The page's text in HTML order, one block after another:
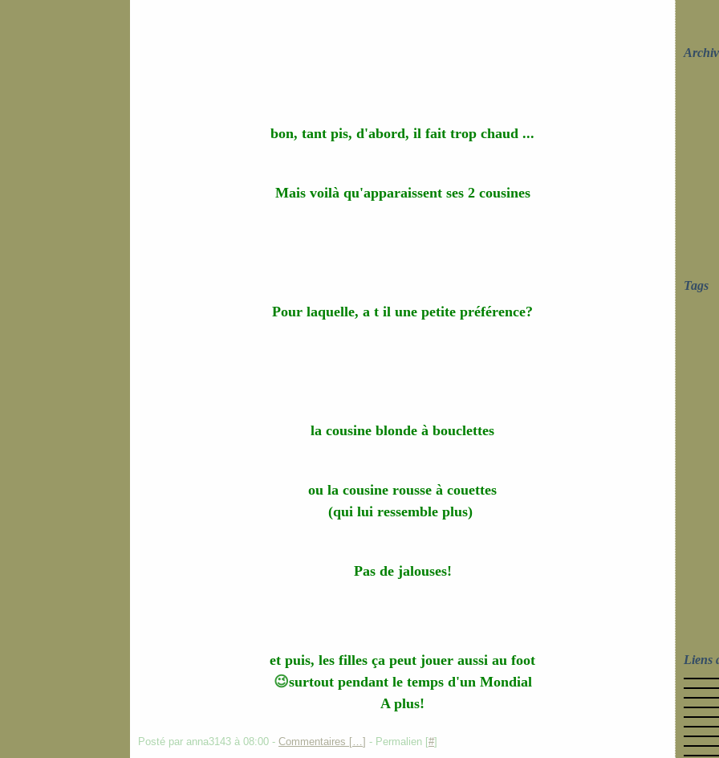
bon, tant pis, d'abord, il fait trop chaud ...
Mais voilà qu'apparaissent ses 2 cousines
Pour laquelle, a t il une petite préférence?
la cousine blonde à bouclettes
ou la cousine rousse à couettes
(qui lui ressemble plus)
Pas de jalouses!
et puis, les filles ça peut jouer aussi au foot
😉surtout pendant le temps d'un Mondial
A plus!
Posté par anna3143 à 08:00 - Commentaires […] - Permalien [#]
Tags
Liens